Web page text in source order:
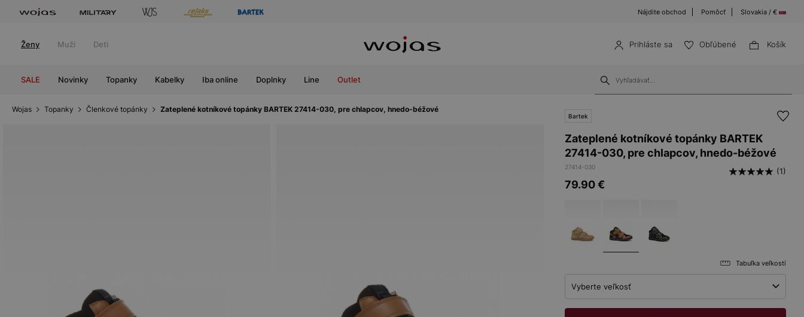
Nájdite obchod Pomôcť Slovakia / €
Ženy Muži Deti Prihláste sa Obľúbené Košík
SALE Novinky Topanky Kabelky Iba online Doplnky Line Outlet
Wojas Topanky Členkové topánky Zateplené kotníkové topánky BARTEK 27414-030, pre chlapcov, hnedo-béžové
Bartek
Zateplené kotníkové topánky BARTEK
27414-030, pre chlapcov, hnedo-béžové
27414-030 (1)
79.90€
Tabuľka veľkostí
Vyberte veľkosť